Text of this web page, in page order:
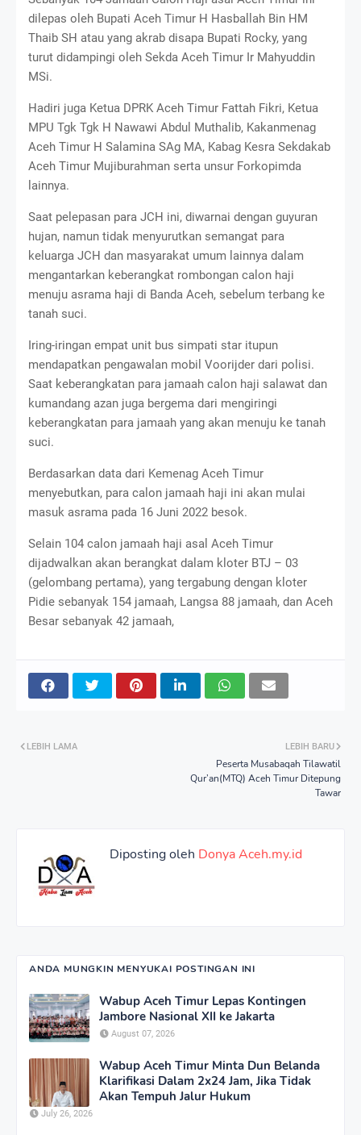
dilepas oleh Bupati Aceh Timur H Hasballah Bin HM
Thaib SH atau yang akrab disapa Bupati Rocky, yang
turut didampingi oleh Sekda Aceh Timur Ir Mahyuddin
MSi.
Hadiri juga Ketua DPRK Aceh Timur Fattah Fikri, Ketua
MPU Tgk Tgk H Nawawi Abdul Muthalib, Kakanmenag
Aceh Timur H Salamina SAg MA, Kabag Kesra Sekdakab
Aceh Timur Mujiburahman serta unsur Forkopimda
lainnya.
Saat pelepasan para JCH ini, diwarnai dengan guyuran
hujan, namun tidak menyurutkan semangat para
keluarga JCH dan masyarakat umum lainnya dalam
mengantarkan keberangkat rombongan calon haji
menuju asrama haji di Banda Aceh, sebelum terbang ke
tanah suci.
Iring-iringan empat unit bus simpati star itupun
mendapatkan pengawalan mobil Voorijder dari polisi.
Saat keberangkatan para jamaah calon haji salawat dan
kumandang azan juga bergema dari mengiringi
keberangkatan para jamaah yang akan menuju ke tanah
suci.
Berdasarkan data dari Kemenag Aceh Timur
menyebutkan, para calon jamaah haji ini akan mulai
masuk asrama pada 16 Juni 2022 besok.
Selain 104 calon jamaah haji asal Aceh Timur
dijadwalkan akan berangkat dalam kloter BTJ – 03
(gelombang pertama), yang tergabung dengan kloter
Pidie sebanyak 154 jamaah, Langsa 88 jamaah, dan Aceh
Besar sebanyak 42 jamaah,
LEBIH BARU
Peserta Musabaqah Tilawatil
Qur’an(MTQ) Aceh Timur Ditepung
Tawar
LEBIH LAMA
Diposting oleh Donya Aceh.my.id
ANDA MUNGKIN MENYUKAI POSTINGAN INI
Wabup Aceh Timur Lepas Kontingen
Jambore Nasional XII ke Jakarta
August 07, 2026
Wabup Aceh Timur Minta Dun Belanda
Klarifikasi Dalam 2x24 Jam, Jika Tidak
Akan Tempuh Jalur Hukum
July 26, 2026